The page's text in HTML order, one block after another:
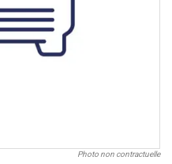
Photo non contractuelle